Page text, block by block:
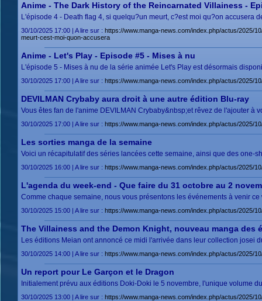
Anime - The Dark History of the Reincarnated Villainess -
L'épisode 4 - Death flag 4, si quelqu?un meurt, c?est moi qu?on accusera
30/10/2025 17:00 | A lire sur : https://www.manga-news.com/index.php/actus/2025/
meurt-cest-moi-quon-accusera
Anime - Let's Play - Episode #5 - Mises à nu
L'épisode 5 - Mises à nu de la série animée Let's Play est désormais
30/10/2025 17:00 | A lire sur : https://www.manga-news.com/index.php/actus/2025/
DEVILMAN Crybaby aura droit à une autre édition Blu-ray
Vous êtes fan de l'anime DEVILMAN Crybaby&nbsp;et rêvez de l'ajouter
30/10/2025 17:00 | A lire sur : https://www.manga-news.com/index.php/actus/2025/
Les sorties manga de la semaine
Voici un récapitulatif des séries lancées cette semaine, ainsi que des one-
30/10/2025 16:00 | A lire sur : https://www.manga-news.com/index.php/actus/2025/
L'agenda du week-end - Que faire du 31 octobre au 2
Comme chaque semaine, nous vous présentons les événements à venir
30/10/2025 15:00 | A lire sur : https://www.manga-news.com/index.php/actus/2025/
The Villainess and the Demon Knight, nouveau manga des
Les éditions Meian ont annoncé ce midi l'arrivée dans leur collection josei
30/10/2025 14:00 | A lire sur : https://www.manga-news.com/index.php/actus/2025/
Un report pour Le Garçon et le Dragon
Initialement prévu aux éditions Doki-Doki le 5 novembre, l'unique volume
30/10/2025 13:00 | A lire sur : https://www.manga-news.com/index.php/actus/2025/